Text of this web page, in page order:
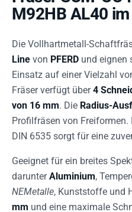
M92HB AL40
Die Vollhartmetall-
Line von PFERD und eignen
Einsatz auf einer Vielzahl
Fräser verfügt über4
von 16 mm. Die Radius-
Profilfräsen von Freiformen.
DIN 6535 sorgt für eine
Geeignet für ein breites
darunterAluminium,
NEMetalle, Kunststoffe und
mm und eine maximale